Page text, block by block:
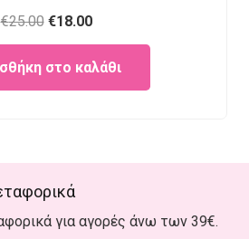
€25.00 Original
price
was:
€25.00.
€18.00Current
price
is:
€18.00.
στο καλάθι
για αγορές άνω των 39€.